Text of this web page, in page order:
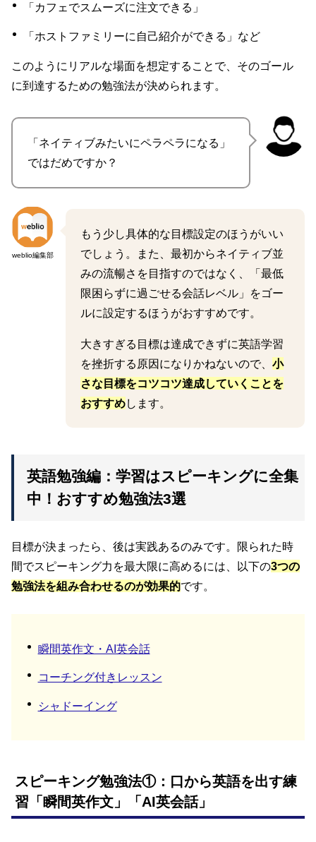
「カフェでスムーズに注文できる」
「ホストファミリーに自己紹介ができる」など
このようにリアルな場面を想定することで、そのゴール
に到達するための勉強法が決められます。
「ネイティブみたいにペラペラになる」
ではだめですか？
weblio編集部
もう少し具体的な目標設定のほうがいい
でしょう。また、最初からネイティブ並
みの流暢さを目指すのではなく、「最低
限困らずに過ごせる会話レベル」をゴー
ルに設定するほうがおすすめです。
大きすぎる目標は達成できずに英語学習
を挫折する原因になりかねないので、 小
さな目標をコツコツ達成していくことを
おすすめします。
英語勉強編：学習はスピーキングに全集
中！おすすめ勉強法3選
目標が決まったら、後は実践あるのみです。限られた時
間でスピーキング力を最大限に高めるには、以下の3つの
勉強法を組み合わせるのが効果的です。
瞬間英作文・AI英会話
コーチング付きレッスン
シャドーイング
スピーキング勉強法①：口から英語を出す練
習「瞬間英作文」「AI英会話」